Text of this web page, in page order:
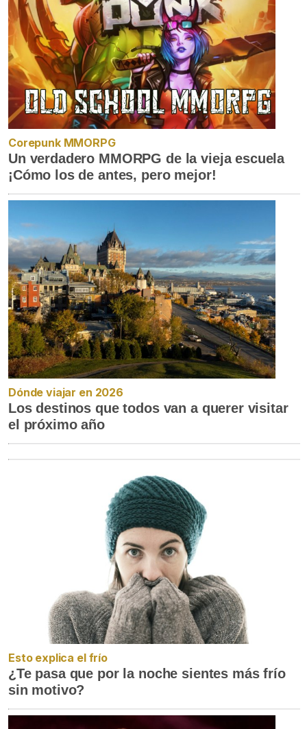
Corepunk MMORPG
Un verdadero MMORPG de la vieja escuela
¡Cómo los de antes, pero mejor!
Dónde viajar en 2026
Los destinos que todos van a querer visitar
el próximo año
Esto explica el frío
¿Te pasa que por la noche sientes más frío
sin motivo?